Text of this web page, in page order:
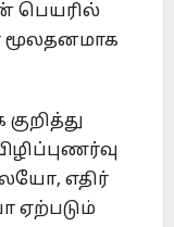
பெயரில்
எதிர்
ஏற்படும்